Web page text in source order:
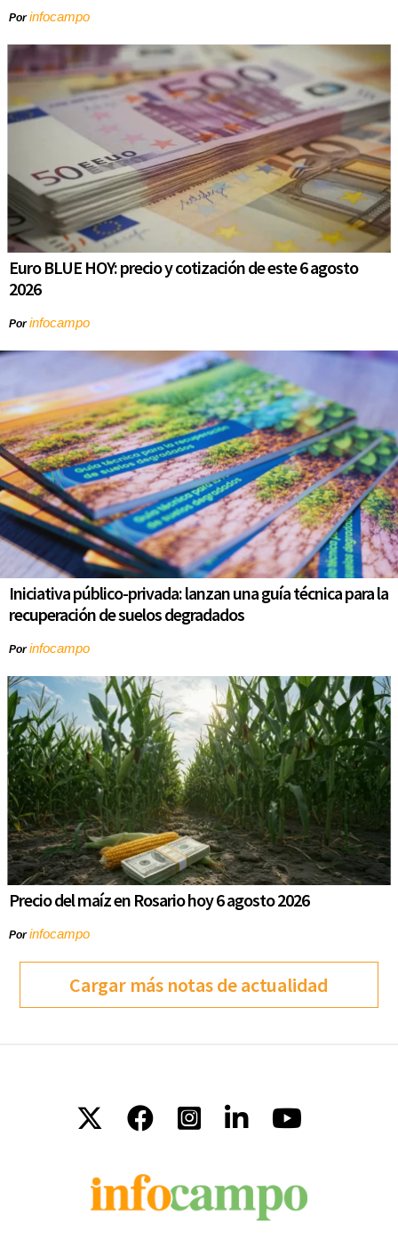
Porinfocampo
Euro BLUE HOY: precio y cotización de este 6 agosto
2026
Porinfocampo
Iniciativa público-privada: lanzan una guía técnica para la
recuperación de suelos degradados
Porinfocampo
Precio del maíz en Rosario hoy 6 agosto 2026
Porinfocampo
Cargar más notas de actualidad